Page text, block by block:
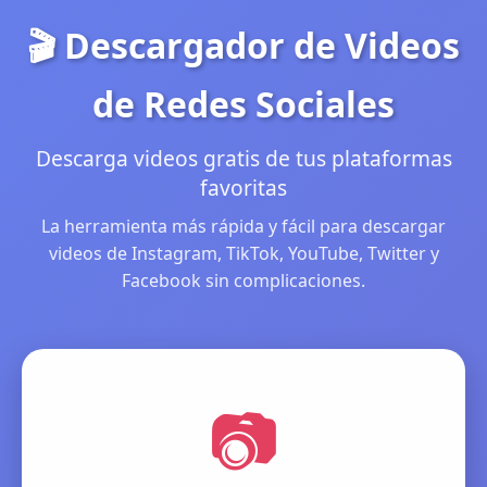
🎬 Descargador de Videos
de Redes Sociales
Descarga videos gratis de tus plataformas
favoritas
La herramienta más rápida y fácil para descargar
videos de Instagram, TikTok, YouTube, Twitter y
Facebook sin complicaciones.
📷